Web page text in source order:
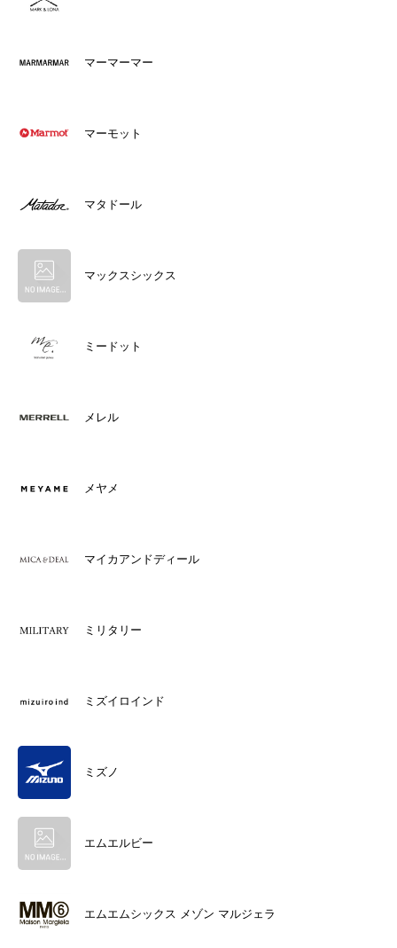
マーマーマー
マーモット
マタドール
マックスシックス
ミードット
メレル
メヤメ
マイカアンドディール
ミリタリー
ミズイロインド
ミズノ
エムエルビー
エムエムシックス メゾン マルジェラ